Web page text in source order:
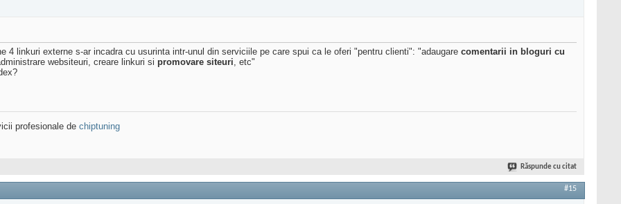
linkuri externe s-ar incadra cu usurinta intr-unul din serviciile pe care spui ca le oferi "pentru clienti": "adaugare comentarii in bloguri cu
websiteuri, creare linkuri si promovare siteuri, etc"
profesionale de chiptuning
Răspunde cu citat
#15